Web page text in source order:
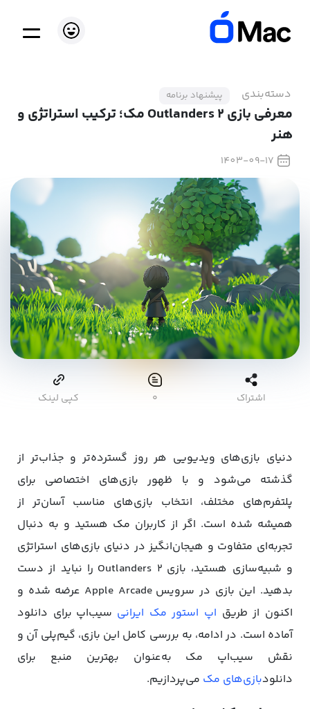
دسته‌بندی پیشنهاد برنامه
معرفی بازی Outlanders 2 مک؛ ترکیب استراتژی و
هنر
1403-09-17
اشتراک ۰ کپی لینک
دنیای بازی‌های ویدیویی هر روز گسترده‌تر و جذاب‌تر از
گذشته می‌شود و با ظهور بازی‌های اختصاصی برای
پلتفرم‌های مختلف، انتخاب بازی‌های مناسب آسان‌تر از
همیشه شده است. اگر از کاربران مک هستید و به دنبال
تجربه‌ای متفاوت و هیجان‌انگیز در دنیای بازی‌های استراتژی
و شبیه‌سازی هستید، بازی Outlanders 2 را نباید از دست
بدهید. این بازی در سرویس Apple Arcade عرضه شده و
اکنون از طریق اپ استور مک ایرانی سیب‌اپ برای دانلود
آماده است. در ادامه، به بررسی کامل این بازی، گیم‌پلی آن و
نقش سیب‌اپ مک به‌عنوان بهترین منبع برای
دانلودبازی‌های مک می‌پردازیم.